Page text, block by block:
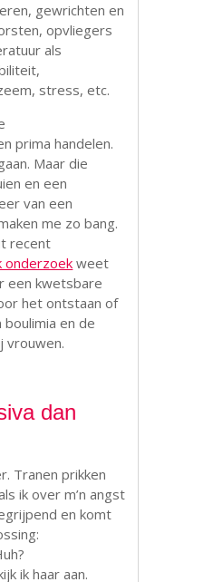
gewrichten en
opvliegers
als
stress, etc.
prima handelen.
Maar die
en een
van een
me zo bang.
recent
onderzoek weet
een kwetsbare
het ontstaan of
en de
vrouwen.
dan
Tranen prikken
ik over m’n angst
en komt
ik haar aan.